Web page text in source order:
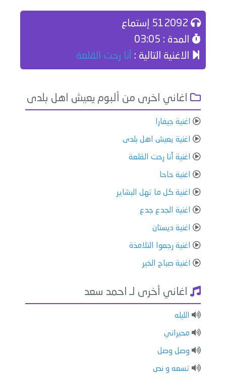
المدة : 03:05
الاغنية التالية : أنا رحت القلعة
اغاني اخرى من ألبوم يعيش اهل بلدى
اغنية جيفارا
اغنية يعيش اهل بلدى
اغنية أنا رحت القلعة
اغنية حاحا
اغنية كل ما تهل البشاير
اغنية الجدع جدع
اغنية ديستان
اغنية رجعوا التلامذة
اغنية صباح الخير
اغاني أخرى لـ احمد سعد
الليله
محيراني
وصل وصل
تسعه و نص